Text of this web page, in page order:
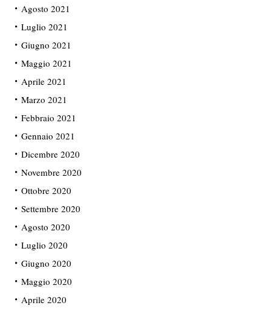
Agosto 2021
Luglio 2021
Giugno 2021
Maggio 2021
Aprile 2021
Marzo 2021
Febbraio 2021
Gennaio 2021
Dicembre 2020
Novembre 2020
Ottobre 2020
Settembre 2020
Agosto 2020
Luglio 2020
Giugno 2020
Maggio 2020
Aprile 2020